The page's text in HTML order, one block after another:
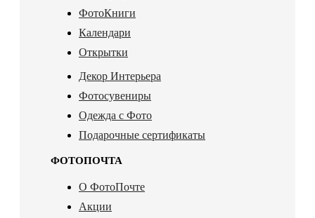
ФотоКниги
Календари
Открытки
Декор Интерьера
Фотосувениры
Одежда с Фото
Подарочные сертификаты
ФОТОПОЧТА
О ФотоПочте
Акции